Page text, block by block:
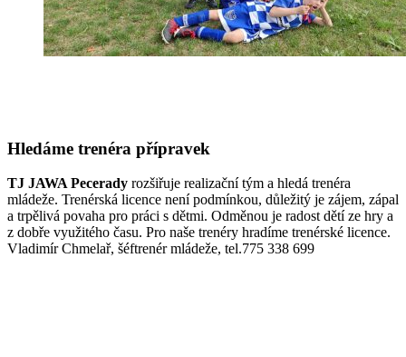
Hledáme trenéra přípravek
TJ JAWA Pecerady rozšiřuje realizační tým a hledá trenéra
mládeže. Trenérská licence není podmínkou, důležitý je zájem, zápal
a trpělivá povaha pro práci s dětmi. Odměnou je radost dětí ze hry a
z dobře využitého času. Pro naše trenéry hradíme trenérské licence.
Vladimír Chmelař, šéftrenér mládeže, tel.775 338 699